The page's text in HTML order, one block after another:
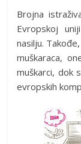
Brojna
Evropskoj
nasilju.
muškaraca,
muškarci, dok
evropskih